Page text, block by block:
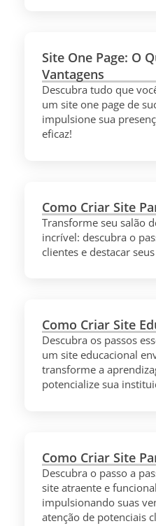
Site One Page: O
Vantagens
Descubra tudo que
um site one page de
impulsione sua
eficaz!
Como Criar Site
Transforme seu salão
incrível: descubra o
clientes e destacar
Como Criar Site
Descubra os passos
um site educacional
transforme a
potencialize sua
Como Criar Site
Descubra o passo a
site atraente e
impulsionando suas
atenção de potenciais